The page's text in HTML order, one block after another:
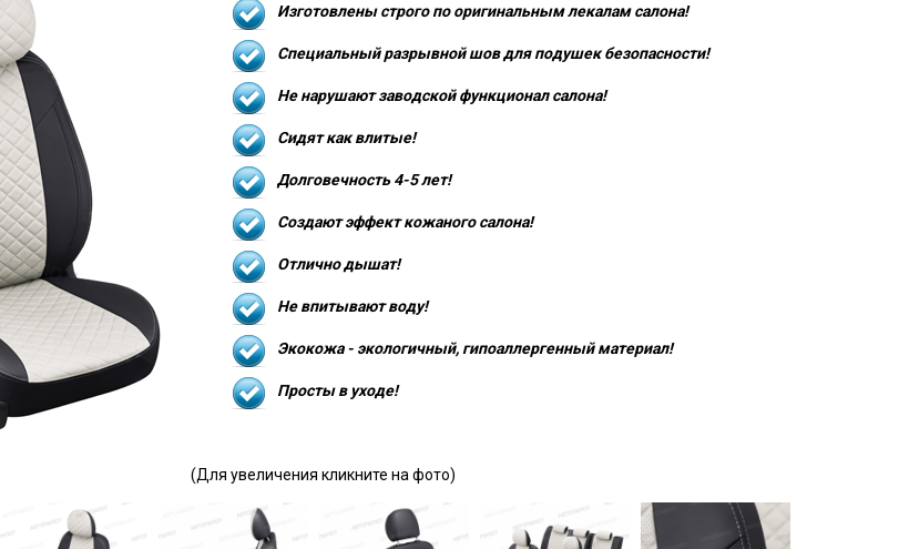
Изготовлены строго по оригинальным лекалам салона!
Специальный разрывной шов для подушек безопасности!
Не нарушают заводской функционал салона!
Сидят как влитые!
Долговечность 4-5 лет!
Создают эффект кожаного салона!
Отлично дышат!
Не впитывают воду!
Экокожа - экологичный, гипоаллергенный материал!
Просты в уходе!
(Для увеличения кликните на фото)